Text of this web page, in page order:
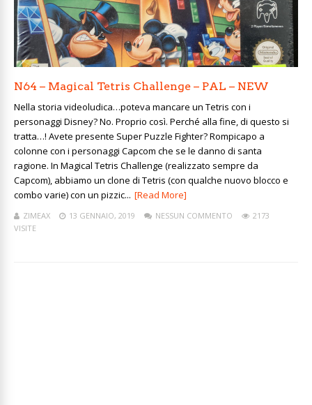
N64 – Magical Tetris Challenge – PAL – NEW
Nella storia videoludica…poteva mancare un Tetris con i
personaggi Disney? No. Proprio così. Perché alla fine, di questo si
tratta…! Avete presente Super Puzzle Fighter? Rompicapo a
colonne con i personaggi Capcom che se le danno di santa
ragione. In Magical Tetris Challenge (realizzato sempre da
Capcom), abbiamo un clone di Tetris (con qualche nuovo blocco e
combo varie) con un pizzic... [Read More]
ZIMEAX 13 GENNAIO, 2019 NESSUN COMMENTO
2173
VISITE